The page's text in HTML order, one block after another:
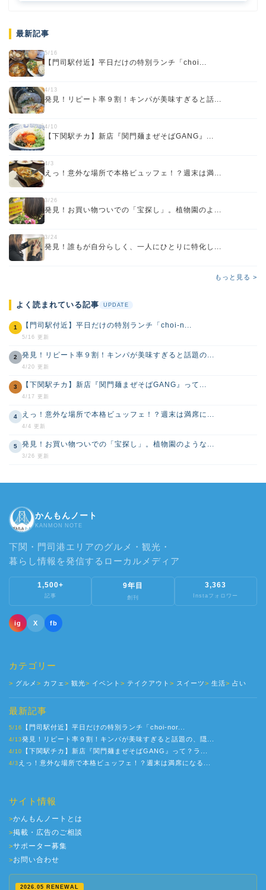
最新記事
5/16
【門司駅付近】平日だけの特別ランチ「choi...
4/13
発見！リピート率９割！キンパが美味すぎると話...
4/10
【下関駅チカ】新店『関門麺まぜそばGANG』...
4/3
えっ！意外な場所で本格ビュッフェ！？週末は満...
3/26
発見！お買い物ついでの「宝探し」。植物園のよ...
3/24
発見！誰もが自分らしく、一人にひとりに特化し...
もっと見る >
よく読まれている記事 UPDATE
1 【門司駅付近】平日だけの特別ランチ「choi-n...
5/16 更新
2 発見！リピート率９割！キンパが美味すぎると話題の...
4/20 更新
3 【下関駅チカ】新店『関門麺まぜそばGANG』って...
4/17 更新
4 えっ！意外な場所で本格ビュッフェ！？週末は満席に...
4/4 更新
5 発見！お買い物ついでの「宝探し」。植物園のような...
3/26 更新
かんもんノート
KANMON NOTE
下関・門司港エリアのグルメ・観光・
暮らし情報を発信するローカルメディア
1,500+
記事
9年目
創刊
3,363
Instaフォロワー
ig X fb
カテゴリー
グルメ カフェ 観光 イベント テイクアウト スイーツ 生活 占い
最新記事
5/16 【門司駅付近】平日だけの特別ランチ「choi-nor...
4/13発見！リピート率９割！キンパが美味すぎると話題の、隠...
4/10 【下関駅チカ】新店『関門麺まぜそばGANG』って？ラ...
4/3 えっ！意外な場所で本格ビュッフェ！？週末は満席になる...
サイト情報
>かんもんノートとは
>掲載・広告のご相談
>サポーター募集
>お問い合わせ
2026.05 RENEWAL